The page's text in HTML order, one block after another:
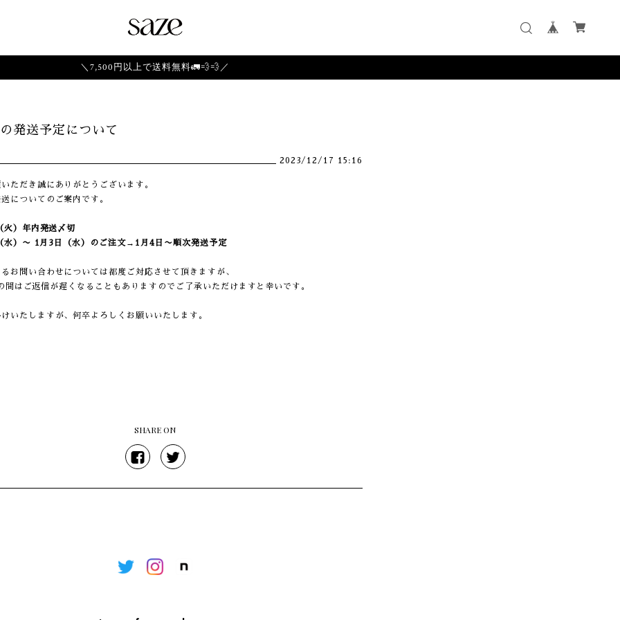
＼7,500円以上で送料無料🚛💨💨／
発送予定について
2023/12/17 15:16
ただき誠にありがとうございます。
についてのご案内です。
火）年内発送〆切
水）〜 1月3日（水）のご注文→1月4日〜順次発送予定
お問い合わせについては都度ご対応させて頂きますが、
はご返信が遅くなることもありますのでご了承いただけますと幸いです。
いたしますが、何卒よろしくお願いいたします。
SHARE ON